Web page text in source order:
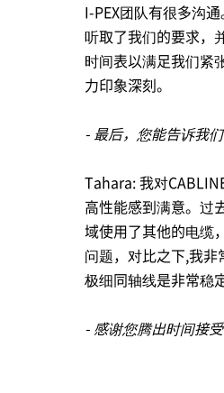
I-PEX团队有很多沟
听取了我们的要求，
时间表以满足我们紧
力印象深刻。
- 最后，您能告诉我
Tahara: 我对
高性能感到满意。过
域使用了其他的电缆
问题，对比之下,我非
极细同轴线是非常稳
- 感谢您腾出时间接受